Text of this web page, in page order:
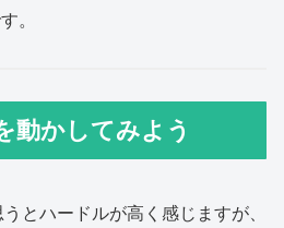
。
動かしてみよう
とハードルが高く感じますが、